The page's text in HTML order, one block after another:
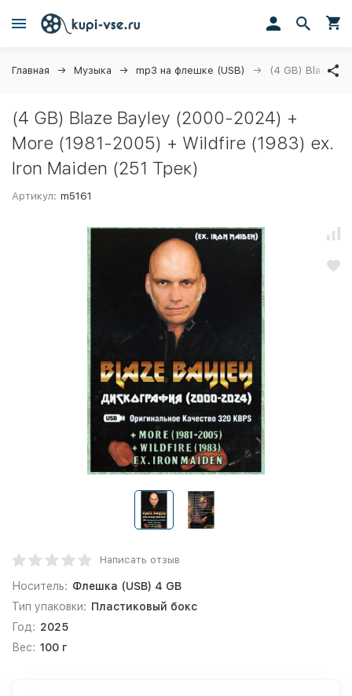
Главная Музыка mp3 на флешке (USB) (4 GB) Blaze
(4 GB) Blaze Bayley (2000-2024) +
More (1981-2005) + Wildfire (1983) ex.
Iron Maiden (251 Трек)
Артикул: m5161
Написать отзыв
Носитель: Флешка (USB) 4 GB
Тип упаковки: Пластиковый бокс
Год: 2025
Вес: 100 г